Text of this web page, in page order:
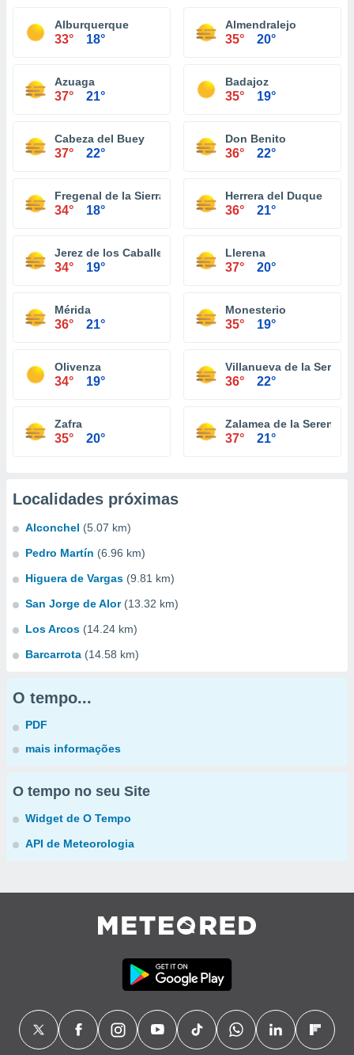
Alburquerque
33° 18°
Almendralejo
35° 20°
Azuaga
37° 21°
Badajoz
35° 19°
Cabeza del Buey
37° 22°
Don Benito
36° 22°
Fregenal de la Sierra
34° 18°
Herrera del Duque
36° 21°
Jerez de los Caballeros
34° 19°
Llerena
37° 20°
Mérida
36° 21°
Monesterio
35° 19°
Olivenza
34° 19°
Villanueva de la Serena
36° 22°
Zafra
35° 20°
Zalamea de la Serena
37° 21°
Localidades próximas
Alconchel (5.07 km)
Pedro Martín (6.96 km)
Higuera de Vargas (9.81 km)
San Jorge de Alor (13.32 km)
Los Arcos (14.24 km)
Barcarrota (14.58 km)
O tempo...
PDF
mais informações
O tempo no seu Site
Widget de O Tempo
API de Meteorologia